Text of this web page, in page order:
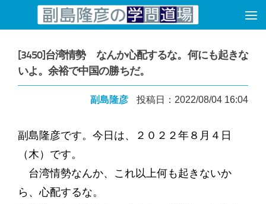
コンテンツへスキップ
[3450]台湾情勢 なんか心配するな。何にも起きな
いよ。余裕で中国の勝ちだ。
副島隆彦 投稿日：2022/08/04 16:04
副島隆彦です。今日は、２０２２年８月４日
（木）です。
台湾情勢なんか、これ以上何も起きないか
ら、心配するな。